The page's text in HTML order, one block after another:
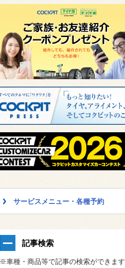
サービスメニュー・各種予約
記事検索
※車種・商品等で記事の検索ができます